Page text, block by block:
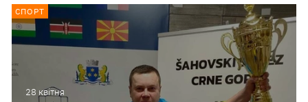
28 квiтня
СПОРТ